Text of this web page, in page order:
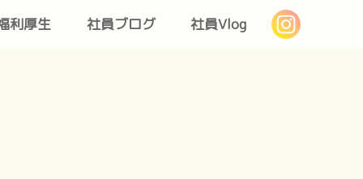
利厚生 社員ブログ 社員Vlog